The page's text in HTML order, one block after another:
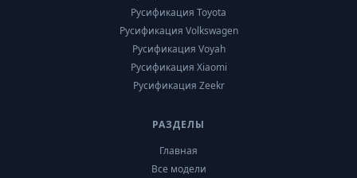
Русификация Toyota
Русификация Volkswagen
Русификация Voyah
Русификация Xiaomi
Русификация Zeekr
РАЗДЕЛЫ
Главная
Все модели